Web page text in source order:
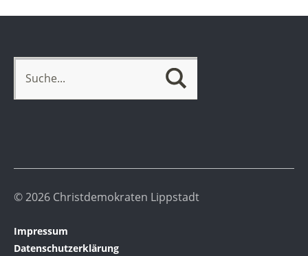
© 2026 Christdemokraten Lippstadt
Impressum
Datenschutzerklärung